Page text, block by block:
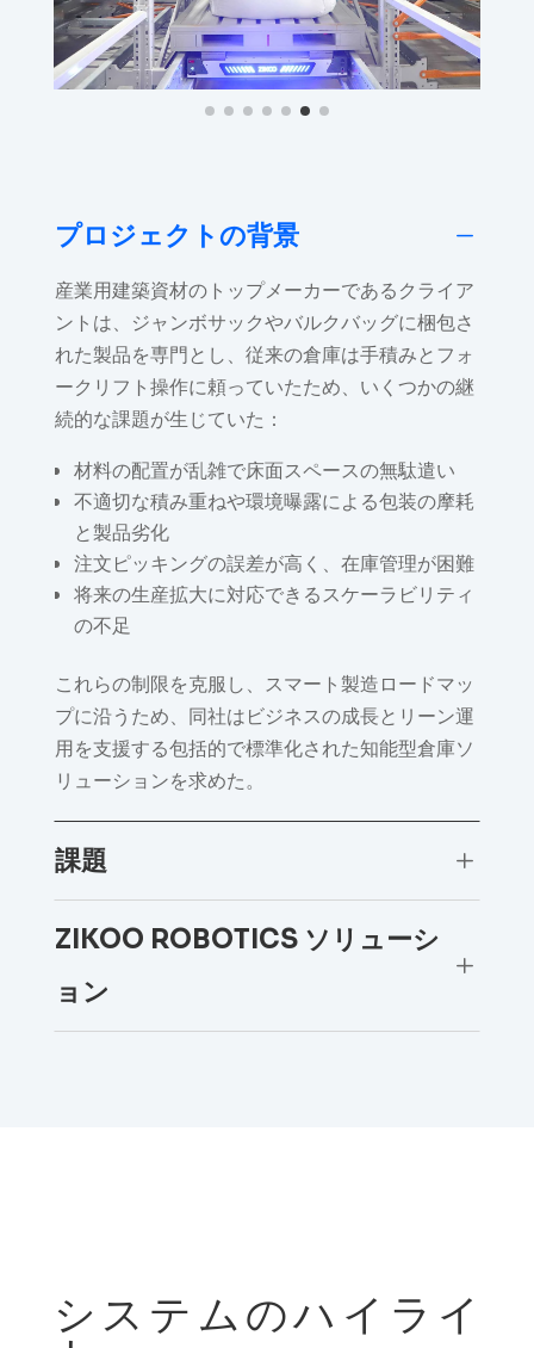
プロジェクトの背景 K
産業用建築資材のトップメーカーであるクライア
ントは、ジャンボサックやバルクバッグに梱包さ
れた製品を専門とし、従来の倉庫は手積みとフォ
ークリフト操作に頼っていたため、いくつかの継
続的な課題が生じていた：
材料の配置が乱雑で床面スペースの無駄遣い
不適切な積み重ねや環境曝露による包装の摩耗
と製品劣化
注文ピッキングの誤差が高く、在庫管理が困難
将来の生産拡大に対応できるスケーラビリティ
の不足
これらの制限を克服し、スマート製造ロードマッ
プに沿うため、同社はビジネスの成長とリーン運
用を支援する包括的で標準化された知能型倉庫ソ
リューションを求めた。
課題 L
ZIKOO ROBOTICS ソリューシ
ョン
L
システムのハイライ